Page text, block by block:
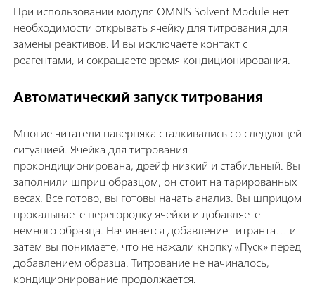
При использовании модуля OMNIS Solvent Module нет
необходимости открывать ячейку для титрования для
замены реактивов. И вы исключаете контакт с
реагентами, и сокращаете время кондиционирования.
Автоматический запуск титрования
Многие читатели наверняка сталкивались со следующей
ситуацией. Ячейка для титрования
прокондиционирована, дрейф низкий и стабильный. Вы
заполнили шприц образцом, он стоит на тарированных
весах. Все готово, вы готовы начать анализ. Вы шприцом
прокалываете перегородку ячейки и добавляете
немного образца. Начинается добавление титранта… и
затем вы понимаете, что не нажали кнопку «Пуск» перед
добавлением образца. Титрование не начиналось,
кондиционирование продолжается.